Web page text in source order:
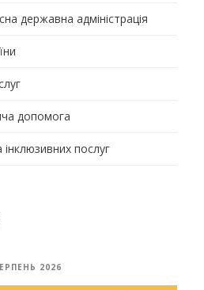
державна адміністрація
допомога
інклюзивних послуг
2026